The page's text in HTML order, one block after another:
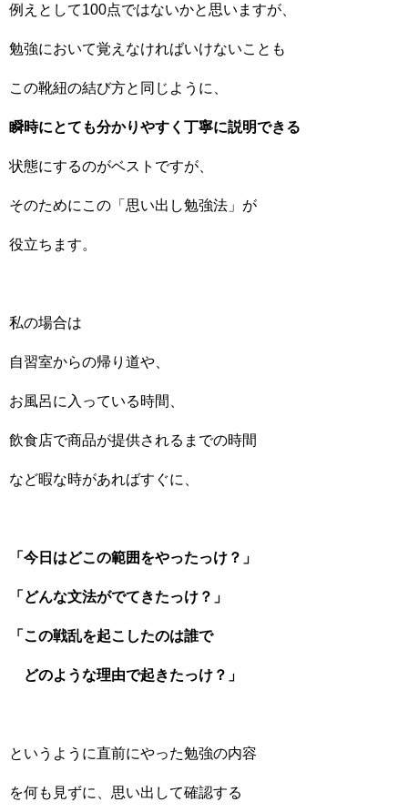
例えとして100点ではないかと思いますが、
勉強において覚えなければいけないことも
この靴紐の結び方と同じように、
瞬時にとても分かりやすく丁寧に説明できる
状態にするのがベストですが、
そのためにこの「思い出し勉強法」が
役立ちます。
私の場合は
自習室からの帰り道や、
お風呂に入っている時間、
飲食店で商品が提供されるまでの時間
など暇な時があればすぐに、
「今日はどこの範囲をやったっけ？」
「どんな文法がでてきたっけ？」
「この戦乱を起こしたのは誰で
どのような理由で起きたっけ？」
というように直前にやった勉強の内容
を何も見ずに、思い出して確認する